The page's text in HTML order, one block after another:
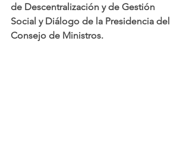
de Descentralización y de Gestión
Social y Diálogo de la Presidencia del
Consejo de Ministros.